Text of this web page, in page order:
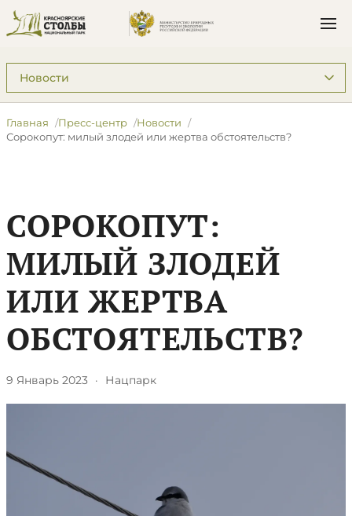
Подразделы: Пресс-центр
Главная Пресс-центр
Новости
Сорокопут: милый злодей или жертва обстоятельств?
СОРОКОПУТ:
МИЛЫЙ ЗЛОДЕЙ
ИЛИ ЖЕРТВА
ОБСТОЯТЕЛЬСТВ?
9 Январь 2023 · Нацпарк